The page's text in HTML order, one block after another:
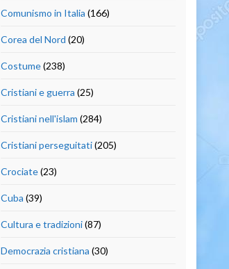
Comunismo in Italia (166)
Corea del Nord (20)
Costume(238)
Cristiani e guerra (25)
Cristiani nell'islam (284)
Cristiani perseguitati(205)
Crociate(23)
Cuba (39)
Cultura e tradizioni(87)
Democrazia cristiana (30)